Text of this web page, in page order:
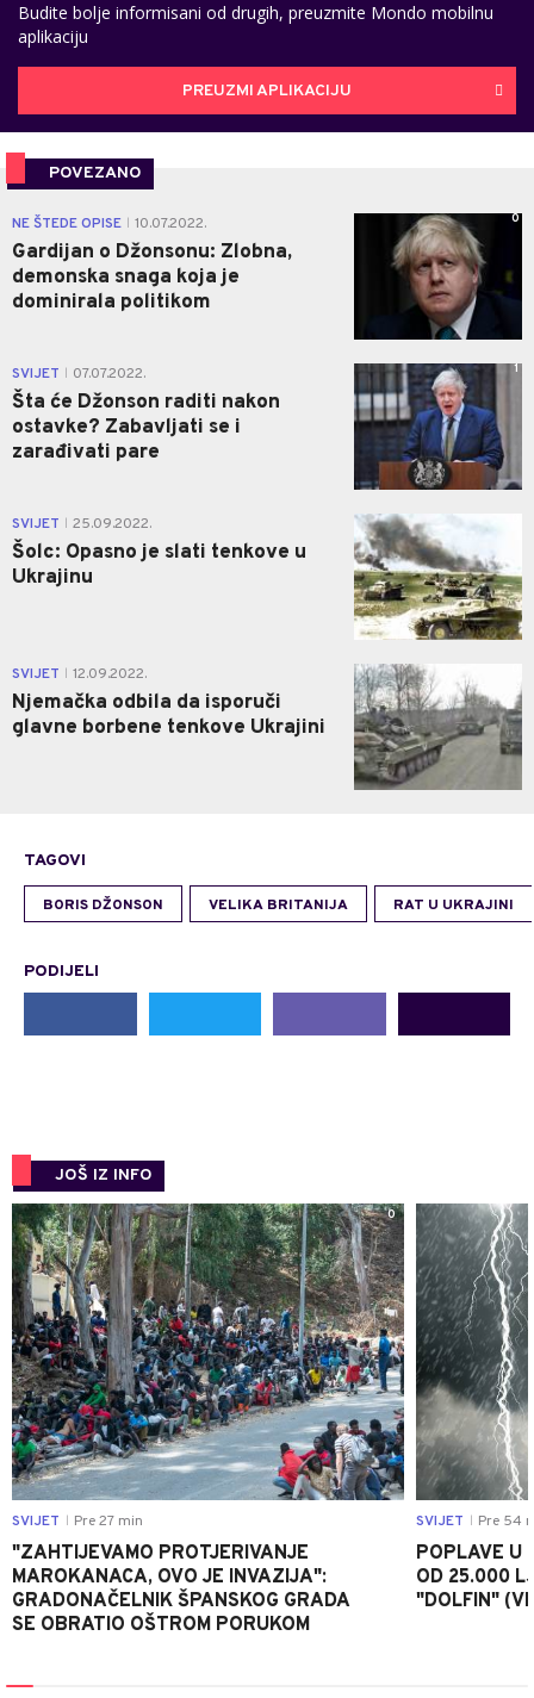
Budite bolje informisani od drugih, preuzmite Mondo mobilnu
aplikaciju
PREUZMI APLIKACIJU
POVEZANO
NE ŠTEDE OPISE 10.07.2022.
Gardijan o Džonsonu: Zlobna,
demonska snaga koja je
dominirala politikom
0
SVIJET 07.07.2022.
Šta će Džonson raditi nakon
ostavke? Zabavljati se i
zarađivati pare
1
SVIJET 25.09.2022.
Šolc: Opasno je slati tenkove u
Ukrajinu
SVIJET 12.09.2022.
Njemačka odbila da isporuči
glavne borbene tenkove Ukrajini
TAGOVI
BORIS DŽONSON VELIKA BRITANIJA RAT U UKRAJINI
PODIJELI
JOŠ IZ INFO
0
SVIJET Pre 27 min
"ZAHTIJEVAMO PROTJERIVANJE
MAROKANACA, OVO JE INVAZIJA":
GRADONAČELNIK ŠPANSKOG GRADA
SE OBRATIO OŠTROM PORUKOM
SVIJET Pre 54
POPLAVE U
OD 25.000
"DOLFIN"